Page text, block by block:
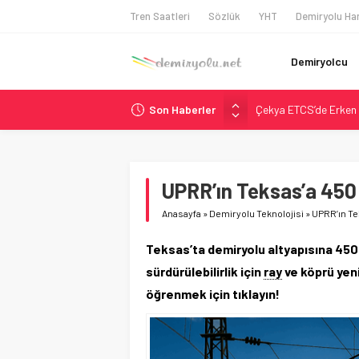
Tren Saatleri Sözlük YHT Demiryolu
Demiryolcu
Son Haberler
Çekya ETCS’de
České dráhy 101
Northern Railway
Madrid Atocha’da
UPRR’ın Teksas’a
Anasayfa » Demiryolu Teknolojisi » UPRR’ın
Teksas’ta demiryolu altyapısına
sürdürülebilirlik için rayve köprü
öğrenmek için tıklayın!